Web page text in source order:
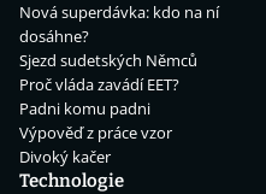
Nová superdávka: kdo na ní
dosáhne?
Sjezd sudetských Němců
Proč vláda zavádí EET?
Padni komu padni
Výpověď z práce vzor
Divoký kačer
Technologie